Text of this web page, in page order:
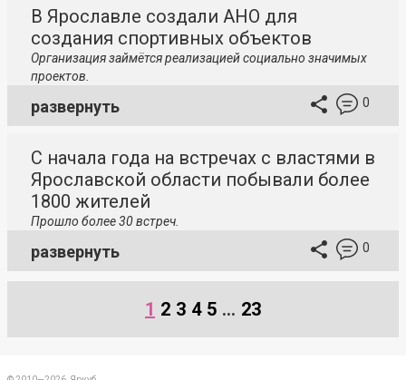
В Ярославле создали АНО для
создания спортивных объектов
Организация займётся реализацией социально значимых
проектов.
развернуть 0
С начала года на встречах с властями в
Ярославской области побывали более
1800 жителей
Прошло более 30 встреч.
развернуть 0
1 2 3 4 5 ... 23